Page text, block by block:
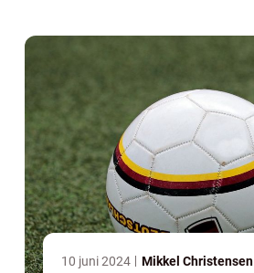
10 juni 2024 Mikkel Christensen